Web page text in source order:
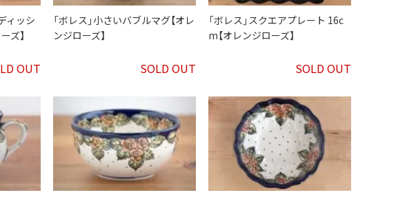
ィッシ
ズ】
OUT
「ボレス」小さいバブルマグ【オレ
ンジローズ】
SOLD OUT
「ボレス」スクエアプレート 16c
m【オレンジローズ】
SOLD OUT